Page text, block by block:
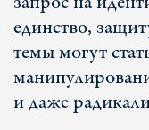
единство,
темы могут
и даже